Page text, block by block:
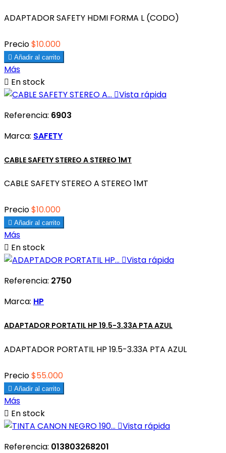
ADAPTADOR SAFETY HDMI FORMA L (CODO)
Precio$10.000
 Añadir al carrito
Más
 En stock
Vista rápida
Referencia: 6903
Marca: SAFETY
CABLE SAFETY STEREO A STEREO 1MT
CABLE SAFETY STEREO A STEREO 1MT
Precio$10.000
 Añadir al carrito
Más
 En stock
Vista rápida
Referencia: 2750
Marca: HP
ADAPTADOR PORTATIL HP 19.5-3.33A PTA AZUL
ADAPTADOR PORTATIL HP 19.5-3.33A PTA AZUL
Precio$55.000
 Añadir al carrito
Más
 En stock
Vista rápida
Referencia: 013803268201